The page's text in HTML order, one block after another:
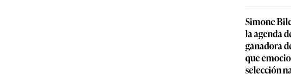
Simone
la agenda
ganadora
que
selección